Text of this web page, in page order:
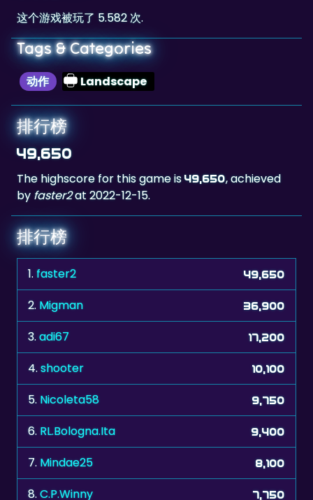
Tags & Categories
动作 Landscape
排行榜
49,650
The highscore for this game is
byfaster2
排行榜
1.faster2
2.Migman 36,900
3. adi67 17,200
4.shooter 10,100
5. Nicoleta58 9,750
6. RL.Bologna.Ita 9,400
7. Mindae25 8,100
8. C.P.Winny 7,750
9. Raphaell 7,250